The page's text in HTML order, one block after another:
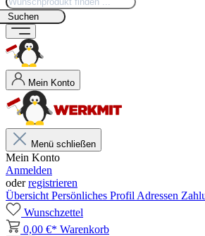
Suchen
Mein Konto
Menü schließen
Mein Konto
Anmelden
oderregistrieren
Übersicht Persönliches Profil Adressen
Wunschzettel
0,00 €* Warenkorb